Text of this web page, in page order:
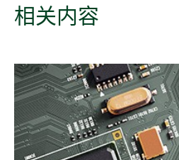
相关内容